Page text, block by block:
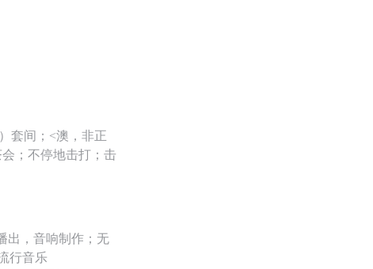
套间；<澳，非正
；不停地击打；击
出，音响制作；无
行音乐